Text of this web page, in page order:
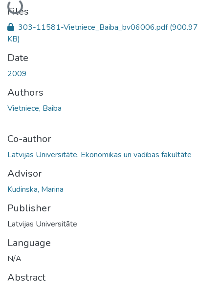
Loading...
Files
303-11581-Vietniece_Baiba_bv06006.pdf(900.97
KB)
Date
2009
Authors
Vietniece, Baiba
Co-author
Latvijas Universitāte. Ekonomikas un vadības fakultāte
Advisor
Kudinska, Marina
Publisher
Latvijas Universitāte
Language
N/A
Abstract